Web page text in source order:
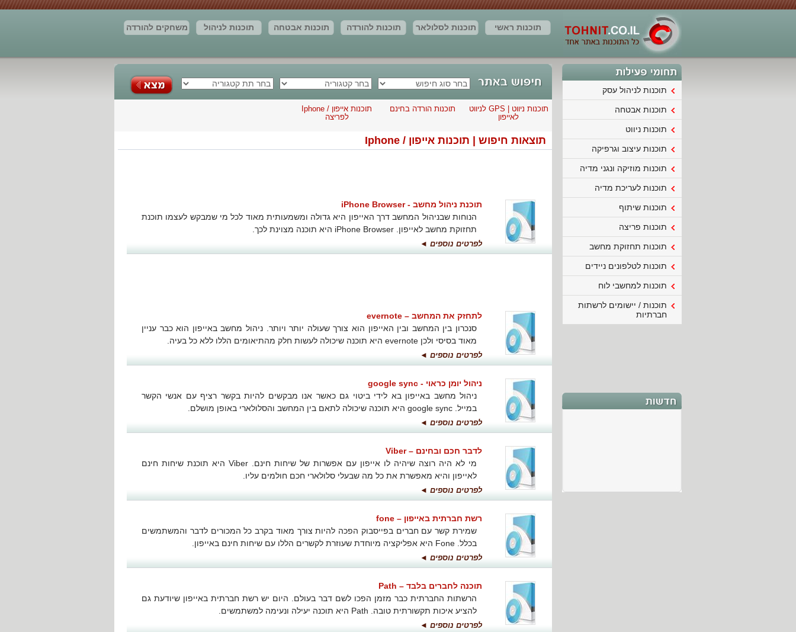
תוכנות ראשי תוכנות לסלולאר תוכנות להורדה תוכנות אבטחה
תוכנות לניהול
משחקים להורדה
לצימרים
תוכנות לניהול עסק
תוכנות אבטחה
תוכנות ניווט
תוכנות עיצוב וגרפיקה
תוכנות מוזיקה ונגני מדיה
תוכנות לעריכת מדיה
תוכנות שיתוף
תוכנות פריצה
תוכנות תחזוקת מחשב
תוכנות לטלפונים ניידים
תוכנות למחשבי לוח
תוכנות / יישומים לרשתות
חברתיות
תוכנות ניווט | GPS לניווט
לאייפון
תוכנות הורדה בחינם תוכנות אייפון / Iphone
לפריצה
תוצאות חיפוש | תוכנות אייפון / Iphone
תוכנת ניהול מחשב - iPhone Browser
הנוחות שבניהול המחשב דרך האייפון היא גדולה ומשמעותית מאוד לכל מי שמבקש לעצמו תוכנת
תחזוקת מחשב לאייפון. iPhone Browser היא תוכנה מצוינת לכך.
לפרטים נוספים ◄
לתחזק את המחשב – evernote
סנכרון בין המחשב ובין האייפון הוא צורך שעולה יותר ויותר. ניהול מחשב באייפון הוא כבר עניין
מאוד בסיסי ולכן evernote היא תוכנה שיכולה לעשות חלק מהתיאומים הללו ללא כל בעיה.
לפרטים נוספים ◄
ניהול יומן כראוי - google sync
ניהול מחשב באייפון בא לידי ביטוי גם כאשר אנו מבקשים להיות בקשר רציף עם אנשי הקשר
במייל. google sync היא תוכנה שיכולה לתאם בין המחשב והסלולארי באופן מושלם.
לפרטים נוספים ◄
לדבר חכם ובחינם – Viber
מי לא היה רוצה שיהיה לו אייפון עם אפשרות של שיחות חינם. Viber היא תוכנת שיחות חינם
לאייפון והיא מאפשרת את כל מה שבעלי סלולארי חכם חולמים עליו.
לפרטים נוספים ◄
רשת חברתית באייפון – fone
שמירת קשר עם חברים בפייסבוק הפכה להיות צורך מאוד בקרב כל המכורים לדבר והמשתמשים
בכלל. Fone היא אפליקציה מיוחדת שעוזרת לקשרים הללו עם שיחות חינם באייפון.
לפרטים נוספים ◄
תוכנה לחברים בלבד – Path
הרשתות החברתית כבר מזמן הפכו לשם דבר בעולם. היום יש רשת חברתית באייפון שיודעת גם
להציע איכות תקשורתית טובה. Path היא תוכנה יעילה ונעימה למשתמשים.
לפרטים נוספים ◄